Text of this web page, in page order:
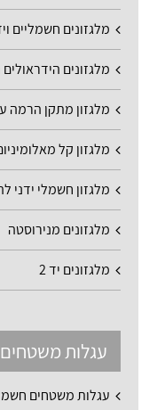
מלגזונים חשמליים
מלגזונים
מלגזון מתקן הרמה
מלגזון קל
מלגזון חשמלי ידני
מלגזונים מנירוסטה
מלגזונים יד 2
עגלות משטחים
עגלות משטחים